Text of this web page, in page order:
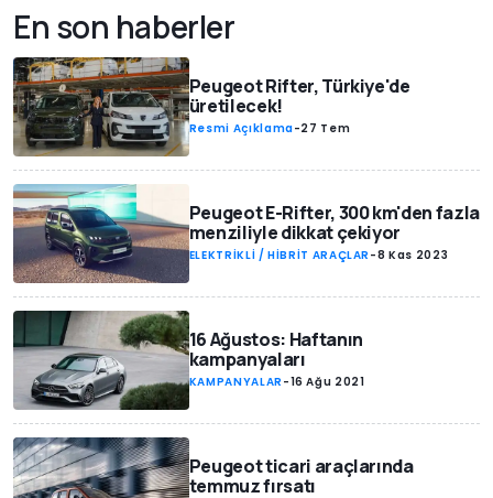
En son haberler
Peugeot Rifter, Türkiye'de
üretilecek!
Resmi Açıklama-27 Tem
Peugeot E-Rifter, 300 km'den fazla
menziliyle dikkat çekiyor
ELEKTRİKLİ / HİBRİT ARAÇLAR -8 Kas 2023
16 Ağustos: Haftanın
kampanyaları
KAMPANYALAR -16 Ağu 2021
Peugeot ticari araçlarında
temmuz fırsatı